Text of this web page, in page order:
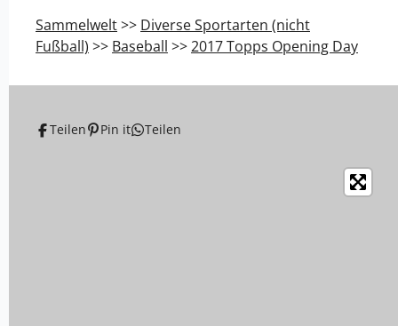
Sammelwelt>> Diverse Sportarten (nicht
Fußball) >> Baseball >>2017 Topps Opening Day
Teilen Pin it Teilen